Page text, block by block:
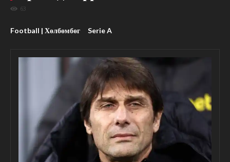
63
Football | Хөлбөмбөг Serie A